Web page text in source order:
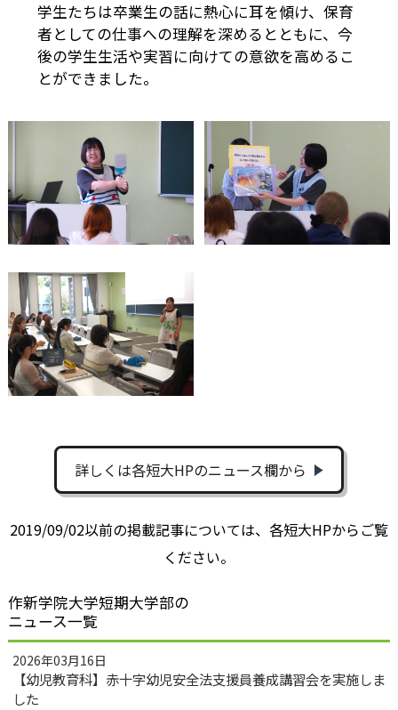
学生たちは卒業生の話に熱心に耳を傾け、保育
者としての仕事への理解を深めるとともに、今
後の学生生活や実習に向けての意欲を高めるこ
とができました。
詳しくは各短大HPのニュース欄から
2019/09/02以前の掲載記事については、各短大HPからご覧
ください。
作新学院大学短期大学部の
ニュース一覧
2026年03月16日
【幼児教育科】赤十字幼児安全法支援員養成講習会を実施しま
した